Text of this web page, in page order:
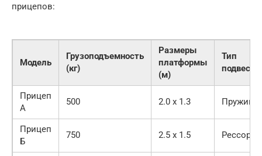
прицепов:
Модель
Грузоподъемность
(кг)
Размеры
платформы
(м)
Тип
подвески
Прицеп
А
500 2.0 x 1.3
Прицеп
Б
750 2.5 x 1.5